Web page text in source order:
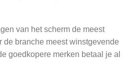
van het scherm de meest
de branche meest winstgevende
goedkopere merken betaal je al